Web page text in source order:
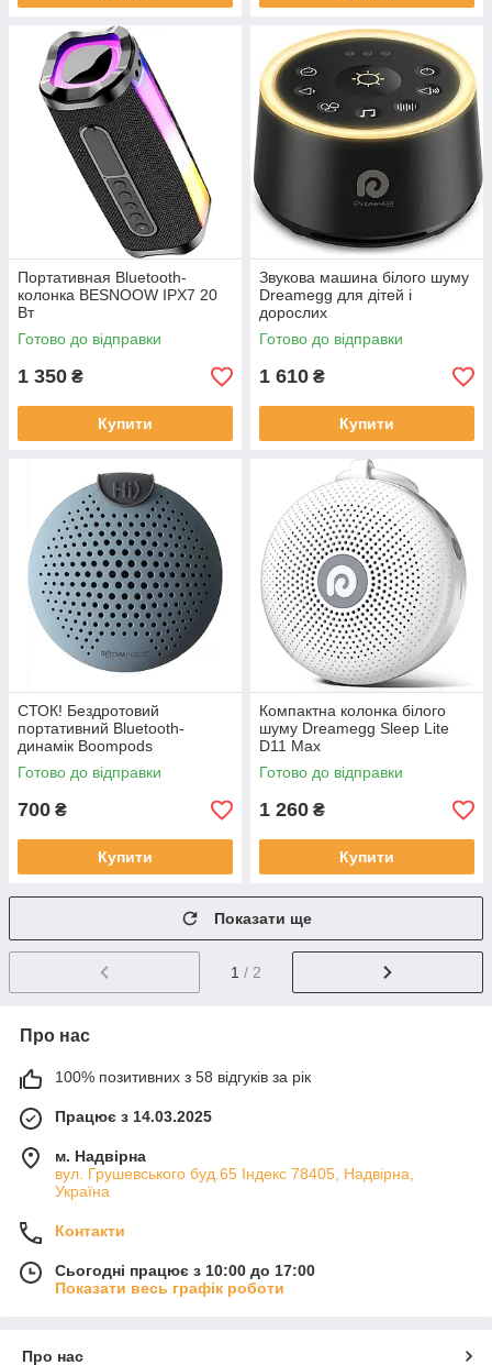
Портативная Bluetooth-
колонка BESNOOW IPX7 20
Вт
Готово до відправки
1 350 ₴
Купити
Звукова машина білого шуму
Dreamegg для дітей і
дорослих
Готово до відправки
1 610 ₴
Купити
СТОК! Бездротовий
портативний Bluetooth-
динамік Boompods
Готово до відправки
700 ₴
Купити
Компактна колонка білого
шуму Dreamegg Sleep Lite
D11 Max
Готово до відправки
1 260 ₴
Купити
Показати ще
1 / 2
Про нас
100% позитивних з 58 відгуків за рік
Працює з 14.03.2025
м. Надвірна
вул. Грушевського буд.65 Індекс 78405, Надвірна,
Україна
Контакти
Сьогодні працює з 10:00 до 17:00
Показати весь графік роботи
Про нас